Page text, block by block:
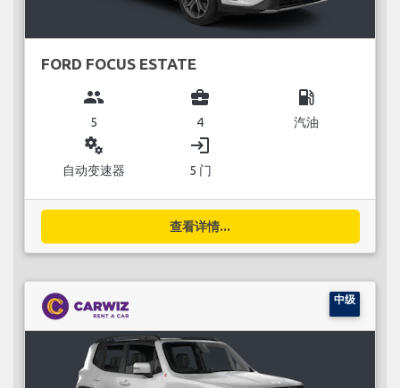
FORD FOCUS ESTATE
group
5
business_center
4
local_gas_station
汽油
miscellaneous_services
自动变速器
login
5 门
查看详情...
中级